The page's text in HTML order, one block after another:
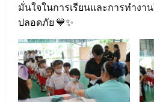
มั่นใจในการเรียนและการทำง
ปลอดภัย 💙✨